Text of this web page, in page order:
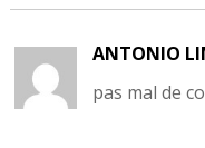
ANTONIO
pas mal de